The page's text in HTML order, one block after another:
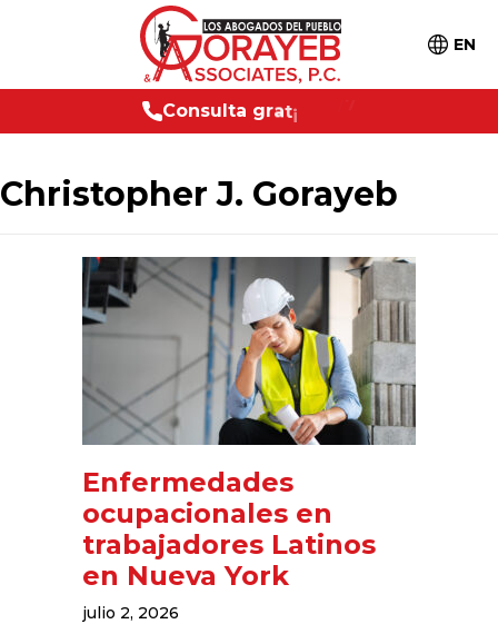
EN
Consulta grati
Christopher J. Gorayeb
Enfermedades
ocupacionales en
trabajadores Latinos
en Nueva York
julio 2, 2026